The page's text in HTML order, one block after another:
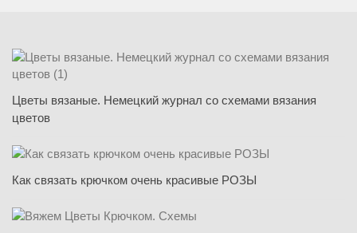
Цветы вязаные. Немецкий журнал со схемами вязания
цветов
Как связать крючком очень красивые РОЗЫ